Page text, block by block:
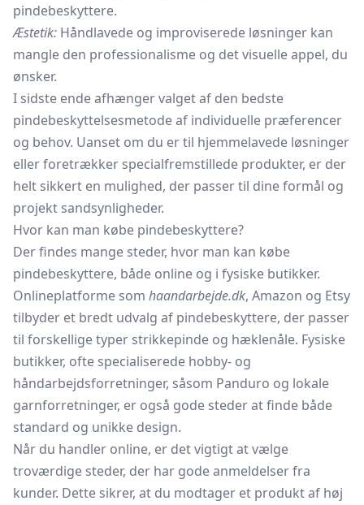
pindebeskyttere.
Æstetik: Håndlavede og improviserede løsninger kan
mangle den professionalisme og det visuelle appel, du
ønsker.
I sidste ende afhænger valget af den bedste
pindebeskyttelsesmetode af individuelle præferencer
og behov. Uanset om du er til hjemmelavede løsninger
eller foretrækker specialfremstillede produkter, er der
helt sikkert en mulighed, der passer til dine formål og
projekt sandsynligheder.
Hvor kan man købe pindebeskyttere?
Der findes mange steder, hvor man kan købe
pindebeskyttere, både online og i fysiske butikker.
Onlineplatforme som haandarbejde.dk, Amazon og Etsy
tilbyder et bredt udvalg af pindebeskyttere, der passer
til forskellige typer strikkepinde og hæklenåle. Fysiske
butikker, ofte specialiserede hobby- og
håndarbejdsforretninger, såsom Panduro og lokale
garnforretninger, er også gode steder at finde både
standard og unikke design.
Når du handler online, er det vigtigt at vælge
troværdige steder, der har gode anmeldelser fra
kunder. Dette sikrer, at du modtager et produkt af høj